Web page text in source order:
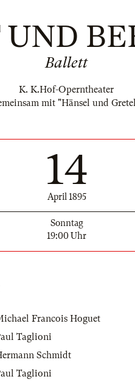
UND
Ballett
K. K.Hof-Operntheater
mit "Hänsel und
14
April 1895
Sonntag
19:00 Uhr
Francois Hoguet
Taglioni
Schmidt
Taglioni